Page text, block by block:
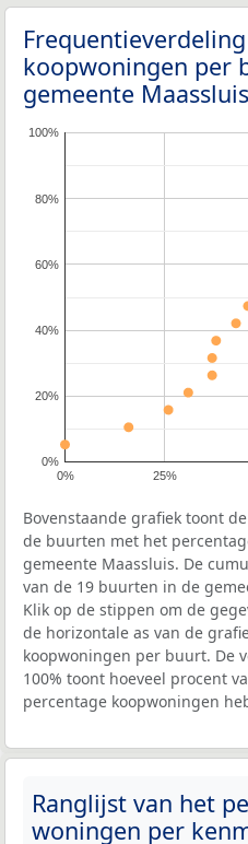
koopwoningen per
gemeente Maassluis
0% 25%
0%
20%
40%
60%
80%
100%
Bovenstaande grafiek toont
de buurten met het
gemeente Maassluis. De
van de 19 buurten in de
Klik op de stippen om de
de horizontale as van de
koopwoningen per buurt. De
100% toont hoeveel procent
percentage koopwoningen
Ranglijst van het
woningen per